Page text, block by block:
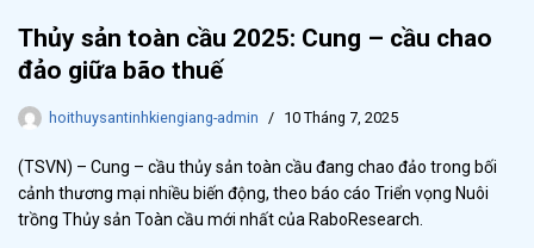
Thủy sản toàn cầu 2025: Cung – cầu chao
đảo giữa bão thuế
hoithuysantinhkiengiang-admin 10 Tháng 7, 2025
(TSVN) – Cung – cầu thủy sản toàn cầu đang chao đảo trong bối
cảnh thương mại nhiều biến động, theo báo cáo Triển vọng Nuôi
trồng Thủy sản Toàn cầu mới nhất của RaboResearch.